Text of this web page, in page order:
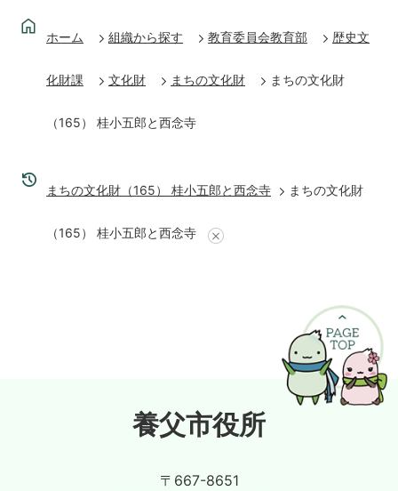
ホーム 組織から探す 教育委員会教育部 歴史文
化財課 文化財 まちの文化財 まちの文化財
（165） 桂小五郎と西念寺
まちの文化財（165） 桂小五郎と西念寺 まちの文化財
（165） 桂小五郎と西念寺
養父市役所
〒667-8651